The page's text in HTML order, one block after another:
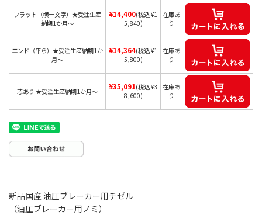
フラット（横一文字）★受注生産
納期1か月～
¥14,400(税込 ¥1
5,840)
在庫あ
り
エンド（平ら）★受注生産納期1か
月～
¥14,364(税込 ¥1
5,800)
在庫あ
り
芯あり ★受注生産納期1か月～
¥35,091(税込 ¥3
8,600)
在庫あ
り
新品国産 油圧ブレーカー用チゼル
（油圧ブレーカー用ノミ）